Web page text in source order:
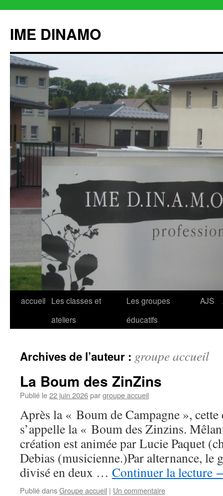
IME DINAMO
Aller
accueil Les classes et
ateliers
Les groupes
éducatifs
AJS
Archives de l’auteur : groupe accueil
La Boum des ZinZins
Publié le22 juin 2026pargroupe accueil
Après la « Boum de Campagne »,
s’appelle la « Boum des Zinzins.
création est animée par Lucie Paquet
Debias (musicienne.)Par alternance, le
divisé en deux … Continuer la lecture
Publié dansGroupe accueil | Un commentaire